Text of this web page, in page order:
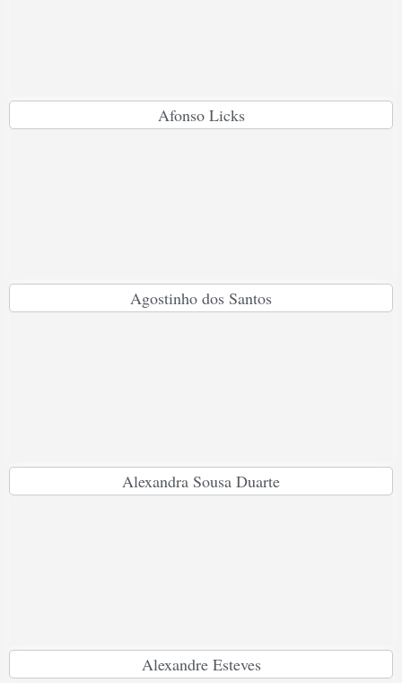
Afonso Licks
Agostinho dos Santos
Alexandra Sousa Duarte
Alexandre Esteves